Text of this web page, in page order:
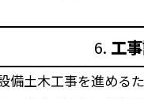
6. 工
備土木工事を進める